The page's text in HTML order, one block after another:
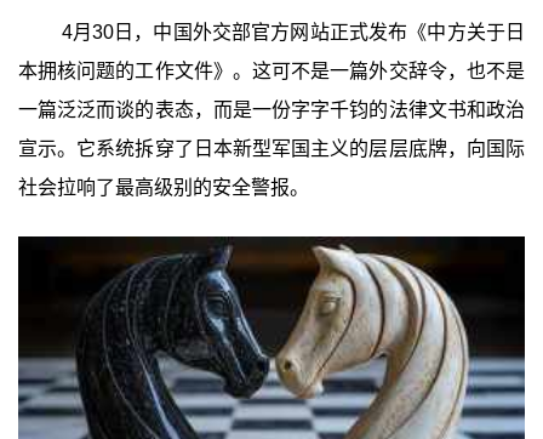
4月30日，中国外交部官方网站正式发布《中方关于日
本拥核问题的工作文件》。这可不是一篇外交辞令，也不是
一篇泛泛而谈的表态，而是一份字字千钧的法律文书和政治
宣示。它系统拆穿了日本新型军国主义的层层底牌，向国际
社会拉响了最高级别的安全警报。